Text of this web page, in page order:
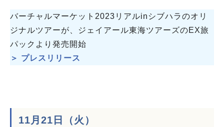
バーチャルマーケット2023リアルinシブハラのオリ
ジナルツアーが、ジェイアール東海ツアーズのEX旅
パックより発売開始
＞ プレスリリース
11月21日（火）